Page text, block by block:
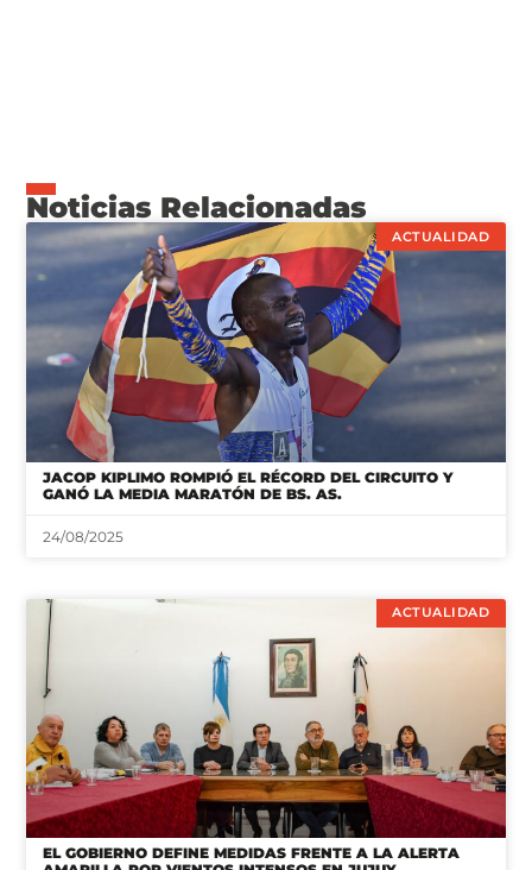
Noticias Relacionadas
ACTUALIDAD
JACOP KIPLIMO ROMPIÓ EL RÉCORD DEL CIRCUITO Y
GANÓ LA MEDIA MARATÓN DE BS. AS.
24/08/2025
ACTUALIDAD
EL GOBIERNO DEFINE MEDIDAS FRENTE A LA ALERTA